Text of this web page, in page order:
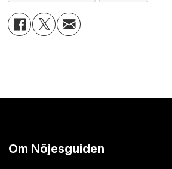
Om Nöjesguiden